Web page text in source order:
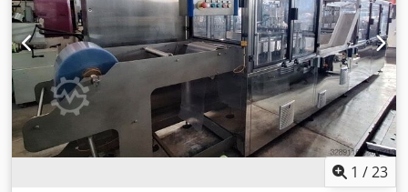
1 /23